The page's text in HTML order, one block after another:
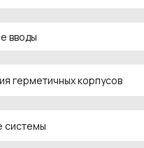
вводы
герметичных корпусов
системы